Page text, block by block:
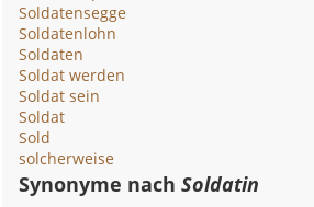
Soldatensegge
Soldatenlohn
Soldaten
Soldat werden
Soldat sein
Soldat
Sold
solcherweise
Synonyme nachSoldatin